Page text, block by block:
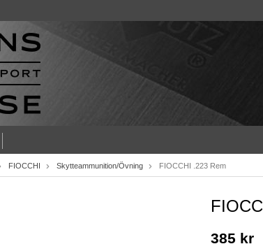
FIOCCHI Skytteammunition/Övning FIOCCHI .223 Rem
385 kr